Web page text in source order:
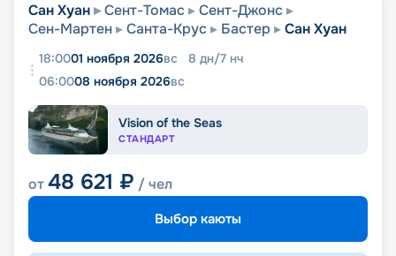
Сан Хуан Сент-Томас
Сент-Джонс
Сен-Мартен
Санта-Крус Бастер Сан Хуан
18:0001 ноября 2026вс 8 дн/7 нч
06:0008 ноября 2026вс
Vision of the Seas
СТАНДАРТ
от48 621 ₽ / чел
Выбор каюты